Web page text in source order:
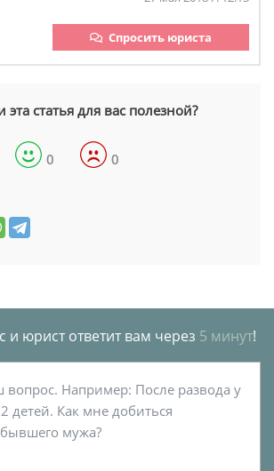
Спросить юриста
эта статья для вас полезной?
0 0
и юрист ответит вам через 5 минут!